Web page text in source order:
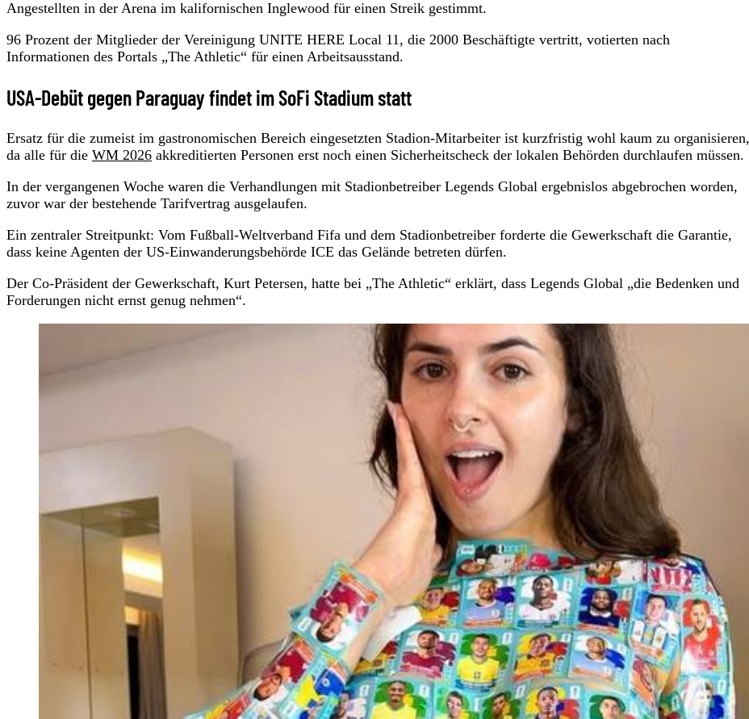
Angestellten in der Arena im kalifornischen Inglewood für einen Streik gestimmt.
96 Prozent der Mitglieder der Vereinigung UNITE HERE Local 11, die 2000 Beschäftigte vertritt, votierten nach
Informationen des Portals „The Athletic“ für einen Arbeitsausstand.
USA-Debüt gegen Paraguay findet im SoFi Stadium statt
Ersatz für die zumeist im gastronomischen Bereich eingesetzten Stadion-Mitarbeiter ist kurzfristig wohl kaum zu organisieren,
da alle für die WM 2026 akkreditierten Personen erst noch einen Sicherheitscheck der lokalen Behörden durchlaufen müssen.
In der vergangenen Woche waren die Verhandlungen mit Stadionbetreiber Legends Global ergebnislos abgebrochen worden,
zuvor war der bestehende Tarifvertrag ausgelaufen.
Ein zentraler Streitpunkt: Vom Fußball-Weltverband Fifa und dem Stadionbetreiber forderte die Gewerkschaft die Garantie,
dass keine Agenten der US-Einwanderungsbehörde ICE das Gelände betreten dürfen.
Der Co-Präsident der Gewerkschaft, Kurt Petersen, hatte bei „The Athletic“ erklärt, dass Legends Global „die Bedenken und
Forderungen nicht ernst genug nehmen“.